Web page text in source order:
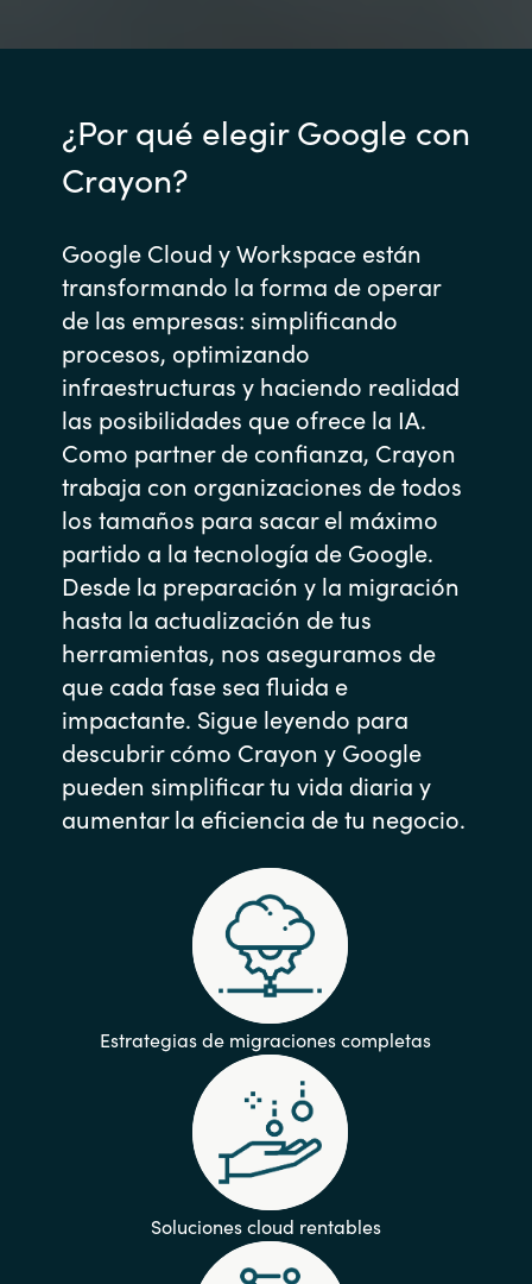
¿Por qué elegir Google con
Crayon?
Google Cloud y Workspace están
transformando la forma de operar
de las empresas: simplificando
procesos, optimizando
infraestructuras y haciendo realidad
las posibilidades que ofrece la IA.
Como partner de confianza, Crayon
trabaja con organizaciones de todos
los tamaños para sacar el máximo
partido a la tecnología de Google.
Desde la preparación y la migración
hasta la actualización de tus
herramientas, nos aseguramos de
que cada fase sea fluida e
impactante. Sigue leyendo para
descubrir cómo Crayon y Google
pueden simplificar tu vida diaria y
aumentar la eficiencia de tu negocio.
Estrategias de migraciones completas
Soluciones cloud rentables